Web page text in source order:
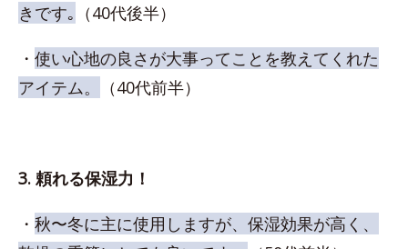
きです｡ （40代後半）
・ 使い心地の良さが大事ってことを教えてくれた
アイテム。
（40代前半）
3. 頼れる保湿力！
・ 秋〜冬に主に使用しますが、保湿効果が高く、